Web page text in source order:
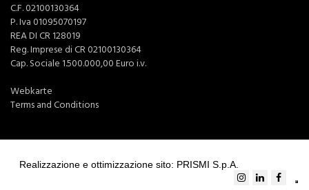
C.F. 02100130364
P. Iva 01095070197
REA DI CR 128019
Reg. Imprese di CR 02100130364
Cap. Sociale 1.500.000,00 Euro i.v.
Webkarte
Terms and Conditions
Realizzazione e ottimizzazione sito: PRISMI S.p.A.